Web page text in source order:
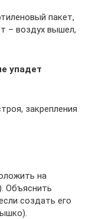
пакет,
– воздух вышел,
упадет
закрепления
на
Объяснить
создать его